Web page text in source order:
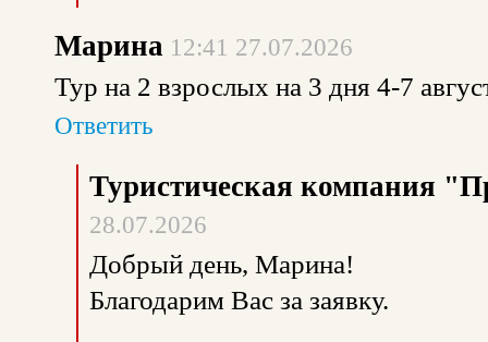
Марина 12:41 27.07.2026
Тур на 2 взрослых на 3 дня 4-7
Ответить
Туристическая компания
28.07.2026
Добрый день, Марина!
Благодарим Вас за заявку.